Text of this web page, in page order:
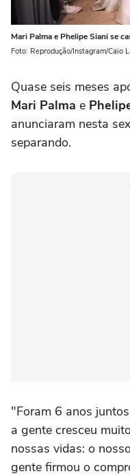
Mari Palma e Phelipe Siani se
Foto: Reprodução/Instagram/Caio
Quase seis meses
Mari Palma e
anunciaram nesta
separando.
"Foram 6 anos
a gente cresceu
nossas vidas: o
gente firmou o